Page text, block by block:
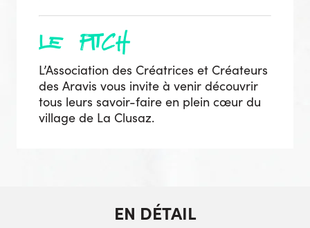
le pitch
L’Association des Créatrices et Créateurs
des Aravis vous invite à venir découvrir
tous leurs savoir-faire en plein cœur du
village de La Clusaz.
EN DÉTAIL